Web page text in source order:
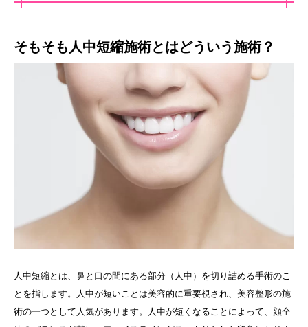
そもそも人中短縮施術とはどういう施術？
人中短縮とは、鼻と口の間にある部分（人中）を切り詰める手術のこ
とを指します。人中が短いことは美容的に重要視され、美容整形の施
術の一つとして人気があります。人中が短くなることによって、顔全